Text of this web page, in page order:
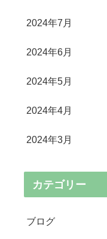
2024年7月
2024年6月
2024年5月
2024年4月
2024年3月
カテゴリー
ブログ